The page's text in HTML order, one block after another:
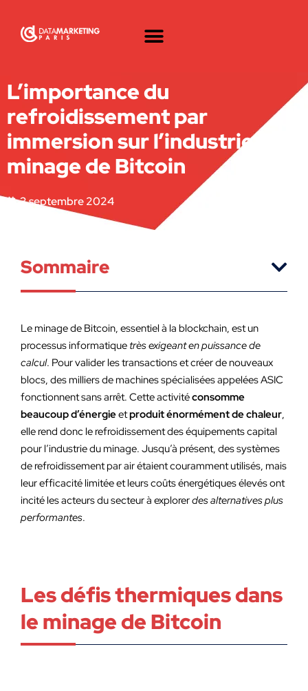
L’importance du
refroidissement par
immersion sur l’industrie du
minage de Bitcoin
3 septembre 2024
Sommaire
Le minage de Bitcoin, essentiel à la blockchain, est un
processus informatique très exigeant en puissance de
calcul. Pour valider les transactions et créer de nouveaux
blocs, des milliers de machines spécialisées appelées ASIC
fonctionnent sans arrêt. Cette activitéconsomme
beaucoup d’énergieetproduit énormément de chaleur,
elle rend donc le refroidissement des équipements capital
pour l’industrie du minage. Jusqu’à présent, des systèmes
de refroidissement par air étaient couramment utilisés, mais
leur efficacité limitée et leurs coûts énergétiques élevés ont
incité les acteurs du secteur à explorerdes alternatives plus
performantes.
Les défis thermiques dans
le minage de Bitcoin